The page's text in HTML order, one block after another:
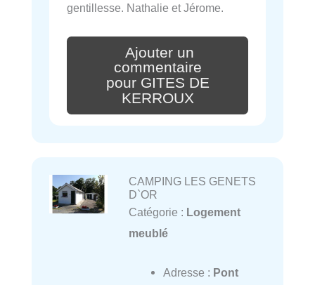
gentillesse. Nathalie et Jérome.
Ajouter un
commentaire
pour GITES DE
KERROUX
CAMPING LES GENETS
D`OR
Catégorie : Logement
meublé
Adresse : Pont